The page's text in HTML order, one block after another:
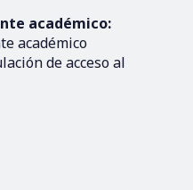
académico:
académico
de acceso al